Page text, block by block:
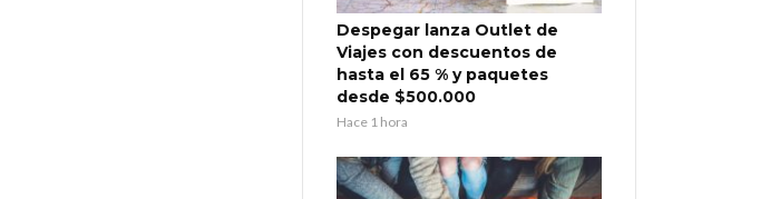
Despegar lanza Outlet de
Viajes con descuentos de
hasta el 65 % y paquetes
desde $500.000
Hace 1 hora